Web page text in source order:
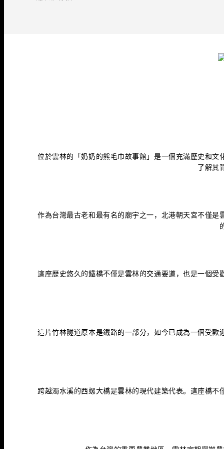
位於雲林的「奶奶的熊毛巾故事館」是一個充滿歷史和
了解其
作為台灣最古老和最有名的廟宇之一，北港朝天宮不僅
這座歷史悠久的鐵橋不僅是雲林的交通要道，也是一個
這片竹林隧道原本是鐵路的一部分，如今已成為一個受
跨越濁水溪的西螺大橋是雲林的現代建築代表。這座橋